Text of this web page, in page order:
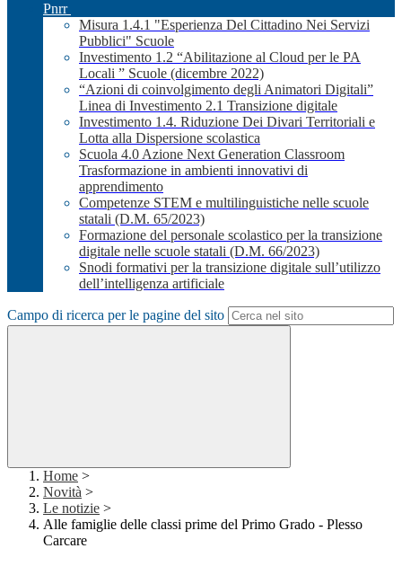
Pnrr
Misura 1.4.1 "Esperienza Del Cittadino Nei Servizi
Pubblici" Scuole
Investimento 1.2 “Abilitazione al Cloud per le PA
Locali ” Scuole (dicembre 2022)
“Azioni di coinvolgimento degli Animatori Digitali”
Linea di Investimento 2.1 Transizione digitale
Investimento 1.4. Riduzione Dei Divari Territoriali e
Lotta alla Dispersione scolastica
Scuola 4.0 Azione Next Generation Classroom
Trasformazione in ambienti innovativi di
apprendimento
Competenze STEM e multilinguistiche nelle scuole
statali (D.M. 65/2023)
Formazione del personale scolastico per la transizione
digitale nelle scuole statali (D.M. 66/2023)
Snodi formativi per la transizione digitale sull’utilizzo
dell’intelligenza artificiale
Campo di ricerca per le pagine del sito
Home >
Novità >
Le notizie >
Alle famiglie delle classi prime del Primo Grado - Plesso
Carcare